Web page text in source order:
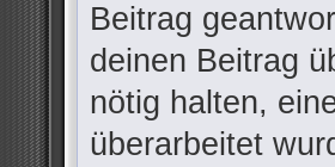
Beitrag
deinen Beitrag
nötig halten,
überarbeitet